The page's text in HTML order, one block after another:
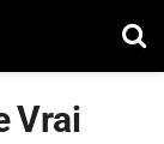
Vrai